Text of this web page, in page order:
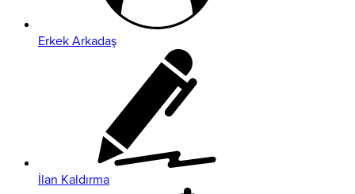
Erkek Arkadaş
İlan Kaldırma